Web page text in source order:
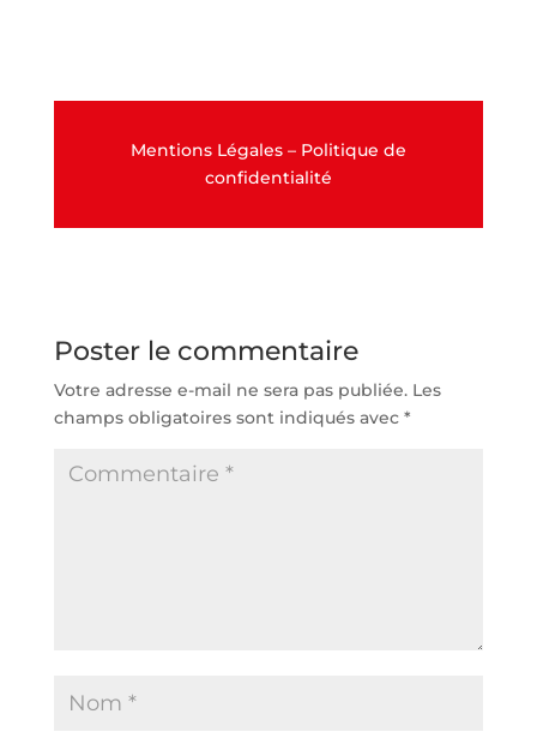
Mentions Légales– Politique de
confidentialité
Poster le commentaire
Votre adresse e-mail ne sera pas publiée. Les
champs obligatoires sont indiqués avec *